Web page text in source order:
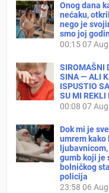
Onog dana
nećaku,
nego je
smo joj
00:1507
SIROMAŠNI
SINA — ALI
ISPUSTIO
SU MI
00:08 07
Dok mi je
umrem kako
gumb koji je
bolničkog
policija
23:58 06